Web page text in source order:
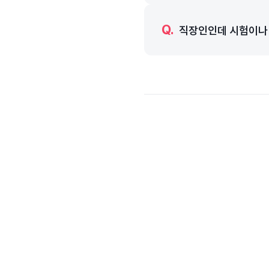
되어 2학기(1년) 과정으로
A.
사회복지 현장은
Q. 직장인인데 시험이